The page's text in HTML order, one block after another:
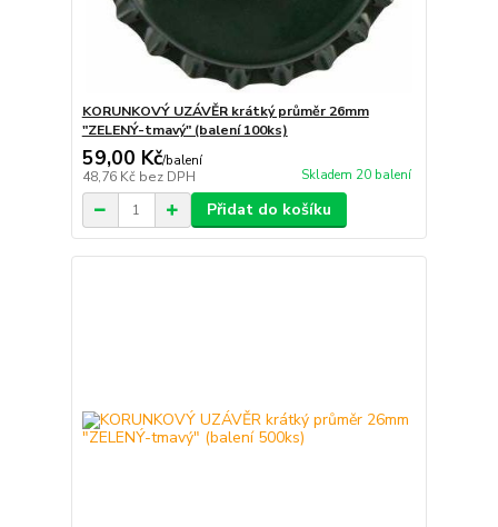
KORUNKOVÝ UZÁVĚR krátký průměr 26mm
"ZELENÝ-tmavý" (balení 100ks)
59,00 Kč/balení
48,76 Kč bez DPH Skladem 20 balení
Přidat do košíku